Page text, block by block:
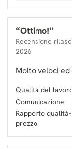
“Ottimo!”
Recensione
2026
Molto veloci
Qualità del
Comunicazione
Rapporto qualità-
prezzo